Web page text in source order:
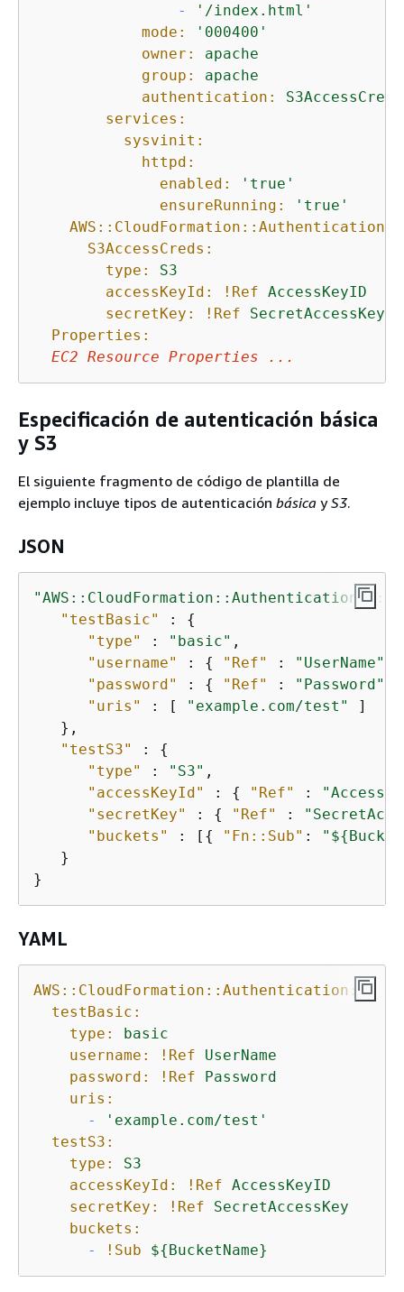
-
'/index.html'
mode:
'000400'
owner:
apache
group:
apache
authentication:
S3AccessCreds
services:
sysvinit:
httpd:
enabled:
'true'
ensureRunning:
'true'
AWS::CloudFormation::Authentication:
S3AccessCreds:
type:
S3
accessKeyId:
!Ref AccessKeyID
secretKey:
!Ref
SecretAccessKey
Properties:
EC2 Resource Properties ...
Especificación de autenticación básica
y S3
El siguiente fragmento de código de plantilla de
ejemplo incluye tipos de autenticación básica yS3.
JSON
"AWS::CloudFormation::Authentication" :
"testBasic"
: {
"type"
: "basic" ,
"username"
: { "Ref" : "UserName"
"password"
: { "Ref" : "Password"
"uris"
: [ "example.com/test"
]
   },
"testS3"
: {
"type"
: "S3" ,
"accessKeyId"
: { "Ref" :
"secretKey"
: { "Ref" :
"buckets"
: [ { "Fn::Sub" : "${
   }
}
YAML
AWS::CloudFormation::Authentication:
testBasic:
type:
basic
username:
!Ref
UserName
password:
!Ref
Password
uris:
-
'example.com/test'
testS3:
type:
S3
accessKeyId:
!Ref AccessKeyID
secretKey:
!Ref
SecretAccessKey
buckets:
-
!Sub ${BucketName}